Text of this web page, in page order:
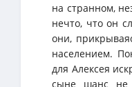
на странном,
нечто, что он
они,
населением.
для Алексея
сыне шанс не